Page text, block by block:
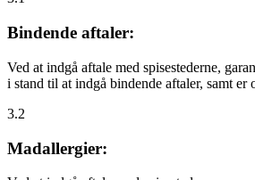
Bindende aftaler:
Ved at indgå aftale med spisestederne,
i stand til at indgå bindende aftaler, samt er
3.2
Madallergier: